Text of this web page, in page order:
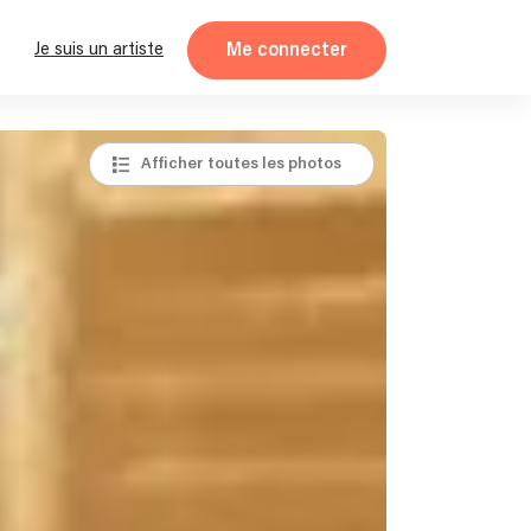
Je suis un artiste Me connecter
Afficher toutes les photos